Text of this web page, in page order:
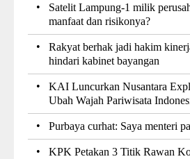
•
Satelit Lampung-1 milik
manfaat dan risikonya?
•
Rakyat berhak jadi hakim
hindari kabinet bayangan
•
KAI Luncurkan Nusantara
Ubah Wajah Pariwisata
• Purbaya curhat: Saya menteri
•
KPK Petakan 3 Titik Rawan